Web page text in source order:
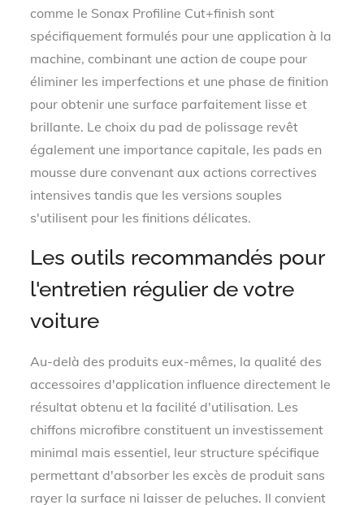
comme le Sonax Profiline Cut+finish sont
spécifiquement formulés pour une application à la
machine, combinant une action de coupe pour
éliminer les imperfections et une phase de finition
pour obtenir une surface parfaitement lisse et
brillante. Le choix du pad de polissage revêt
également une importance capitale, les pads en
mousse dure convenant aux actions correctives
intensives tandis que les versions souples
s'utilisent pour les finitions délicates.
Les outils recommandés pour
l'entretien régulier de votre
voiture
Au-delà des produits eux-mêmes, la qualité des
accessoires d'application influence directement le
résultat obtenu et la facilité d'utilisation. Les
chiffons microfibre constituent un investissement
minimal mais essentiel, leur structure spécifique
permettant d'absorber les excès de produit sans
rayer la surface ni laisser de peluches. Il convient